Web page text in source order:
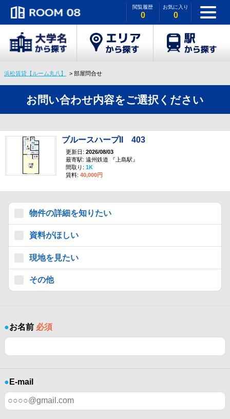
閲覧履歴
0
お気に入り
0
浜松賃貸【ルーム丸八】 部屋問合せ
お問い合わせ内容をご選択ください
ブルースハープII 403
更新日: 2026/08/03
最寄駅: 遠州鉄道 『上島駅』
間取り: 1K
賃料: 40,000円
物件の詳細を知りたい
資料がほしい
現地を見たい
その他
●お名前 必須
● E-mail